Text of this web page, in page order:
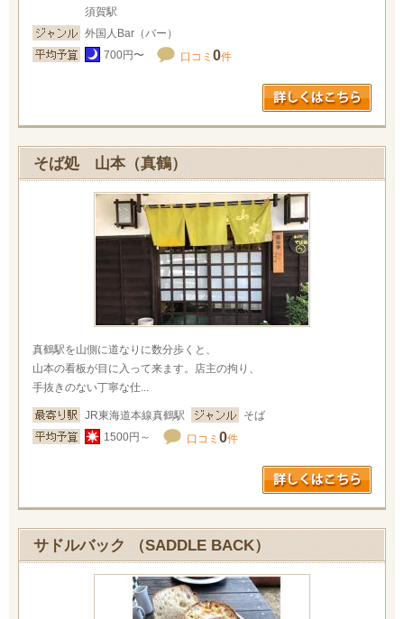
須賀駅
外国人Bar（バー）
700円〜
口コミ 0件
そば処 山本（真鶴）
真鶴駅を山側に道なりに数分歩くと、
山本の看板が目に入って来ます。店主の拘り、
手抜きのない丁寧な仕...
JR東海道本線真鶴駅
そば
1500円～
口コミ 0件
サドルバック （SADDLE BACK）